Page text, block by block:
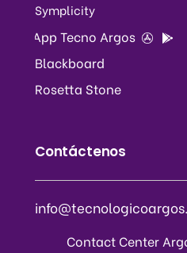
Symplicity
App Tecno Argos
Blackboard
Rosetta Stone
Contáctenos
Contact Center